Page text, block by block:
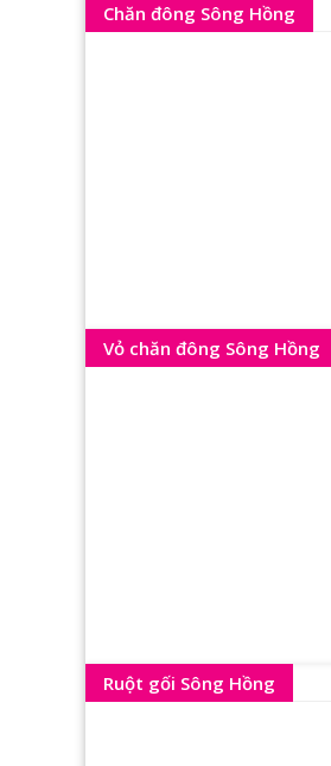
Chăn đông Sông Hồng
Vỏ chăn đông Sông Hồng
Ruột gối Sông Hồng